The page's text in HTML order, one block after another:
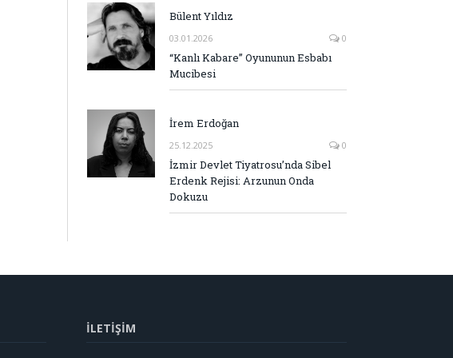
Bülent Yıldız
03.01.2026 0
“Kanlı Kabare” Oyununun Esbabı
Mucibesi
İrem Erdoğan
25.12.2025 0
İzmir Devlet Tiyatrosu’nda Sibel
Erdenk Rejisi: Arzunun Onda
Dokuzu
İLETİŞİM